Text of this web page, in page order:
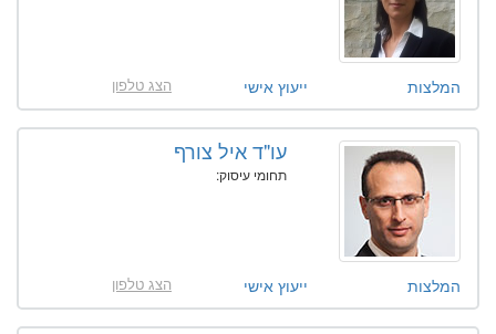
הצג טלפון ייעוץ אישי המלצות
עו"ד איל צורף
תחומי עיסוק:
הצג טלפון ייעוץ אישי המלצות